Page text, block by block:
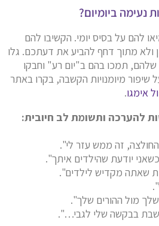
להם על בסיס יומי. הקשיבו להם
ולא מתוך דחף להביע את דעתכם. גלו
תמכו בהם ב"יום רע" וחבקו
שיפור מיומנויות הקשבה, בקרו באתר
אימגו.
להערכה ותשומת לב חיובית:
זה ממש עזר לי".
יודעת שהילדים איתך".
שאתה מקדיש לילדים".
מול ההורים שלך".
בבקשה שלי לגבי…".